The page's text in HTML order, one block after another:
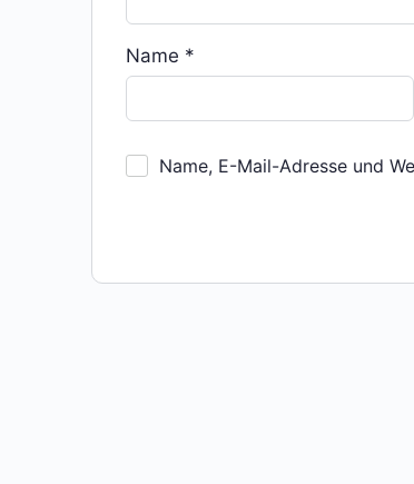
Name *
Name, E-Mail-Adresse und